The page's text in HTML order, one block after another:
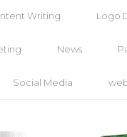
Writing Logo
News
Social Media